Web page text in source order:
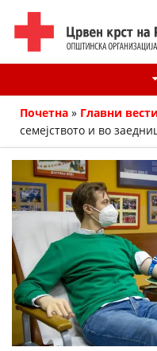
Почетна » Главни вести
семејството и во